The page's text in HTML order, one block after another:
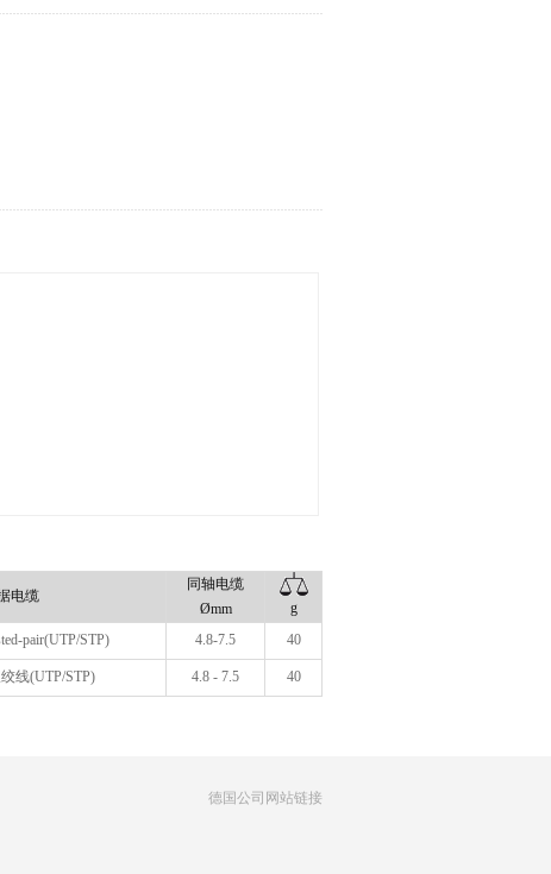
电缆
同轴电缆
Ømm
g
pair(UTP/STP) 4.8-7.5 40
线(UTP/STP) 4.8 - 7.5 40
德国公司网站链接